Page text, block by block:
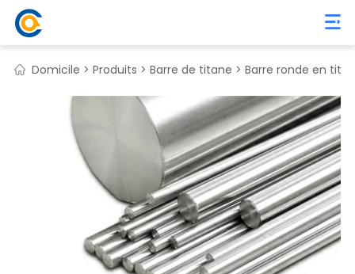
Domicile > Produits > Barre de titane > Barre ronde en